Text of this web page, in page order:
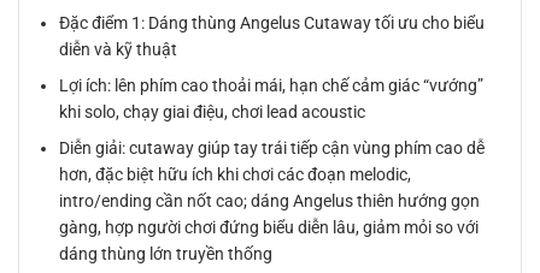
Đặc điểm 1: Dáng thùng Angelus Cutaway tối ưu cho biểu
diễn và kỹ thuật
Lợi ích: lên phím cao thoải mái, hạn chế cảm giác “vướng”
khi solo, chạy giai điệu, chơi lead acoustic
Diễn giải: cutaway giúp tay trái tiếp cận vùng phím cao dễ
hơn, đặc biệt hữu ích khi chơi các đoạn melodic,
intro/ending cần nốt cao; dáng Angelus thiên hướng gọn
gàng, hợp người chơi đứng biểu diễn lâu, giảm mỏi so với
dáng thùng lớn truyền thống